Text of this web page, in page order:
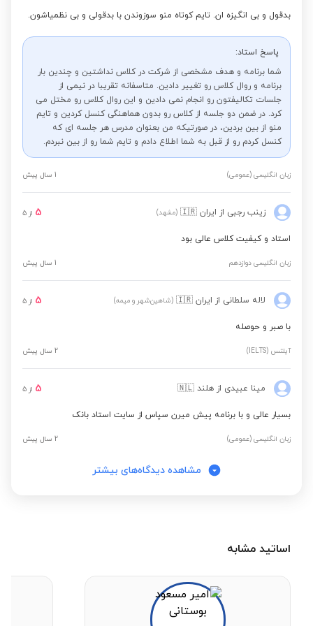
بدقول و بی انگیزه ان. تایم کوتاه منو سوزوندن با بدقولی و بی نظمیاشون.
پاسخ استاد:
شما برنامه و هدف مشخصی از شرکت در کلاس نداشتین و چندین بار
برنامه و روال کلاس رو تغییر دادین. متاسفانه تقریبا در نیمی از
جلسات تکالیفتون رو انجام نمی دادین و این روال کلاس رو مختل می
کرد. در ضمن دو جلسه از کلاس رو بدون هماهنگی کنسل کردین و تایم
منو از بین بردین، در صورتیکه من بعنوان مدرس هر جلسه ای که
کنسل کردم رو از قبل به شما اطلاع دادم و تایم شما رو از بین نبردم.
زبان انگلیسی (عمومی) 1 سال پیش
زینب رجبی از ایران 🇮🇷 (مشهد) 5 از 5
استاد و کیفیت کلاس عالی بود
زبان انگلیسی دوازدهم 1 سال پیش
لاله سلطانی از ایران 🇮🇷 (شاهین‌شهر و میمه) 5 از 5
با صبر و حوصله
آیلتس (IELTS) 2 سال پیش
مینا عبیدی از هلند 🇳🇱
5 از 5
بسیار عالی و با برنامه پیش میرن سپاس از سایت استاد بانک
زبان انگلیسی (عمومی) 2 سال پیش
مشاهده دیدگاه‌های بیشتر
اساتید مشابه